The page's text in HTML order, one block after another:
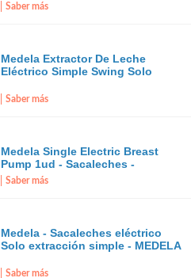
Saber más
Medela Extractor De Leche
Eléctrico Simple Swing Solo
Saber más
Medela Single Electric Breast
Pump 1ud - Sacaleches -
Sacaleches
Saber más
Medela - Sacaleches eléctrico
Solo extracción simple - MEDELA
Saber más